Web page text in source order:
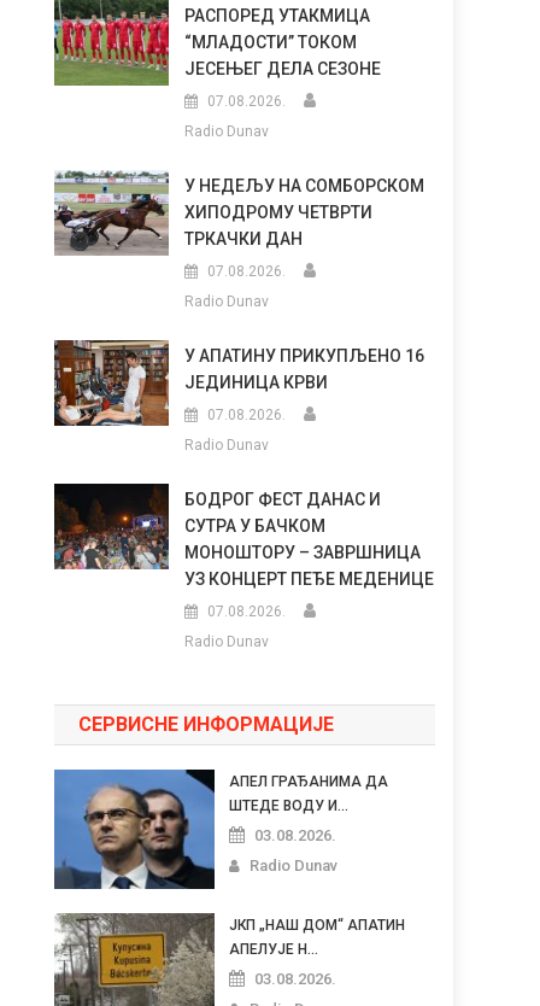
РАСПОРЕД УТАКМИЦА
“МЛАДОСТИ” ТОКОМ
ЈЕСЕЊЕГ ДЕЛА СЕЗОНЕ
07.08.2026.
Radio Dunav
У НЕДЕЉУ НА СОМБОРСКОМ
ХИПОДРОМУ ЧЕТВРТИ
ТРКАЧКИ ДАН
07.08.2026.
Radio Dunav
У АПАТИНУ ПРИКУПЉЕНО 16
ЈЕДИНИЦА КРВИ
07.08.2026.
Radio Dunav
БОДРОГ ФЕСТ ДАНАС И
СУТРА У БАЧКОМ
МОНОШТОРУ – ЗАВРШНИЦА
УЗ КОНЦЕРТ ПЕЂЕ МЕДЕНИЦЕ
07.08.2026.
Radio Dunav
СЕРВИСНЕ ИНФОРМАЦИЈЕ
АПЕЛ ГРАЂАНИМА ДА
ШТЕДЕ ВОДУ И...
03.08.2026.
Radio Dunav
ЈКП „НАШ ДОМ“ АПАТИН
АПЕЛУЈЕ Н...
03.08.2026.